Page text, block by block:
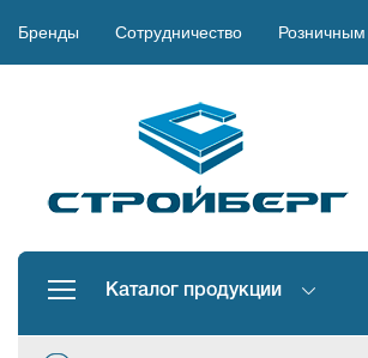
Бренды Сотрудничество
Каталог продукции